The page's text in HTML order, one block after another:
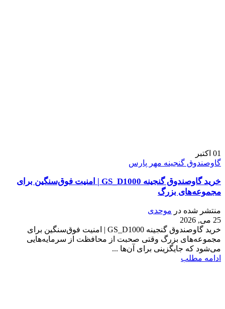
01 اکتبر
گاوصندوق گنجینه مهر پارس
خرید گاوصندوق گنجینه GS_D1000 | امنیت فوق‌سنگین برای
مجموعه‌های بزرگ
منتشر شده در موحدی
25 می, 2026
خرید گاوصندوق گنجینه GS_D1000 | امنیت فوق‌سنگین برای
مجموعه‌های بزرگ وقتی صحبت از محافظت از سرمایه‌هایی
می‌شود که جایگزینی برای آن‌ها ...
ادامه مطلب